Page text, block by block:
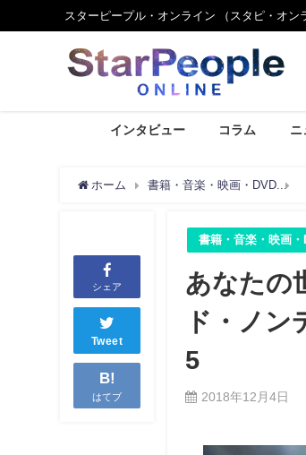
スターピープル・オンライン （スタピ・オン
インタビュー コラム ニ
ホーム 書籍・音楽・映画・DVD
シェア
Tweet
B!
はてブ
書籍・音楽・映画・
あなたの
ド・ノ
5
2018年12月4日